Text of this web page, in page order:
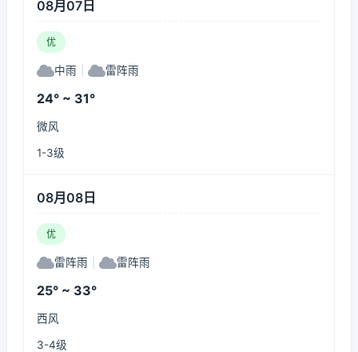
08月07日
优
中雨 雷阵雨
24° ~ 31°
微风
1-3级
08月08日
优
雷阵雨 雷阵雨
25° ~ 33°
西风
3-4级